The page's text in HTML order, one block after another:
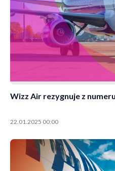
Wizz Air rezygnuje z
22.01.2025 00:00